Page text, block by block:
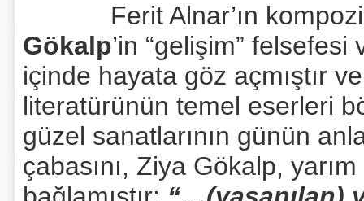
Ferit Alnar’ın
Gökalp’in “gelişim”
içinde hayata göz açmıştır
literatürünün temel eserleri
güzel sanatlarının günün
çabasını, Ziya Gökalp,